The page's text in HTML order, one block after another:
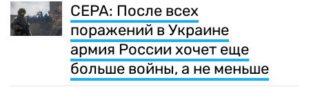
CEPA: После всех
поражений в Украине
армия России хочет еще
больше войны, а не меньше